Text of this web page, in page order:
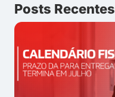
Posts Recentes